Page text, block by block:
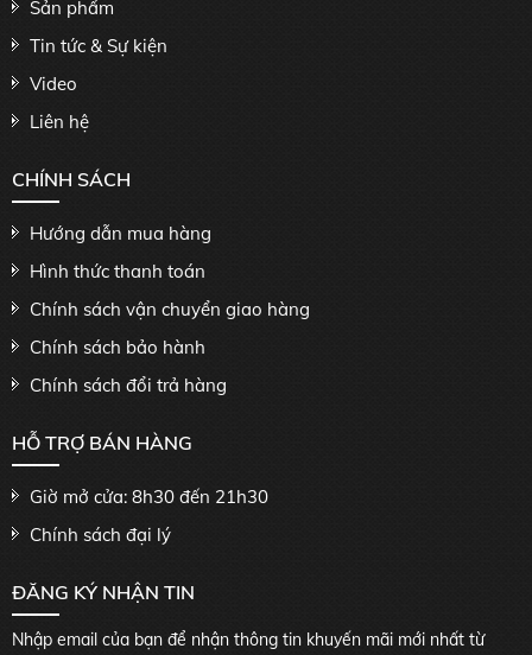
Sản phẩm
Tin tức & Sự kiện
Video
Liên hệ
CHÍNH SÁCH
Hướng dẫn mua hàng
Hình thức thanh toán
Chính sách vận chuyển giao hàng
Chính sách bảo hành
Chính sách đổi trả hàng
HỖ TRỢ BÁN HÀNG
Giờ mở cửa: 8h30 đến 21h30
Chính sách đại lý
ĐĂNG KÝ NHẬN TIN
Nhập email của bạn để nhận thông tin khuyến mãi mới nhất từ